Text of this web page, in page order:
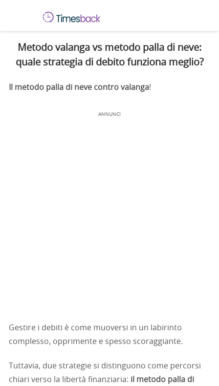
Metodo valanga vs metodo palla di neve:
quale strategia di debito funziona meglio?
Il metodo palla di neve contro valanga!
ANNUNCI
Gestire i debiti è come muoversi in un labirinto
complesso, opprimente e spesso scoraggiante.
Tuttavia, due strategie si distinguono come percorsi
chiari verso la libertà finanziaria: il metodo palla di